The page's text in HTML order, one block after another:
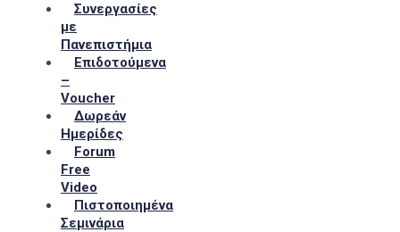
Συνεργασίες
με
Πανεπιστήμια
Επιδοτούμενα
–
Voucher
Δωρεάν
Ημερίδες
Forum
Free
Video
Πιστοποιημένα
Σεμινάρια